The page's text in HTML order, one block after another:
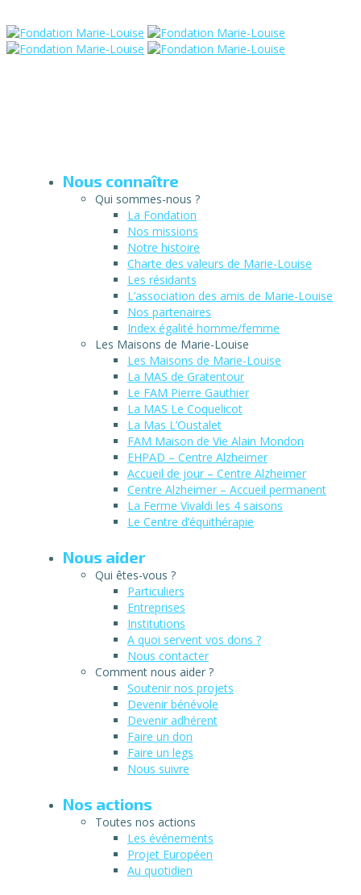
Nous connaître
Qui sommes-nous ?
La Fondation
Nos missions
Notre histoire
Charte des valeurs de Marie-Louise
Les résidants
L’association des amis de Marie-Louise
Nos partenaires
Index égalité homme/femme
Les Maisons de Marie-Louise
Les Maisons de Marie-Louise
La MAS de Gratentour
Le FAM Pierre Gauthier
La MAS Le Coquelicot
La Mas L’Oustalet
FAM Maison de Vie Alain Mondon
EHPAD – Centre Alzheimer
Accueil de jour – Centre Alzheimer
Centre Alzheimer – Accueil permanent
La Ferme Vivaldi les 4 saisons
Le Centre d’équithérapie
Nous aider
Qui êtes-vous ?
Particuliers
Entreprises
Institutions
A quoi servent vos dons ?
Nous contacter
Comment nous aider ?
Soutenir nos projets
Devenir bénévole
Devenir adhérent
Faire un don
Faire un legs
Nous suivre
Nos actions
Toutes nos actions
Les événements
Projet Européen
Au quotidien